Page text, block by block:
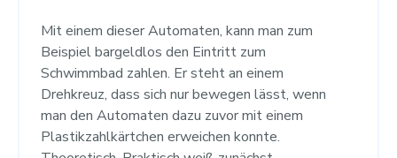
Mit einem dieser Automaten, kann man zum
Beispiel bargeldlos den Eintritt zum
Schwimmbad zahlen. Er steht an einem
Drehkreuz, dass sich nur bewegen lässt, wenn
man den Automaten dazu zuvor mit einem
Plastikzahlkärtchen erweichen konnte.